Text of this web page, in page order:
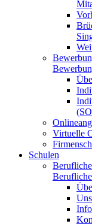
Virtuelle
Schulen